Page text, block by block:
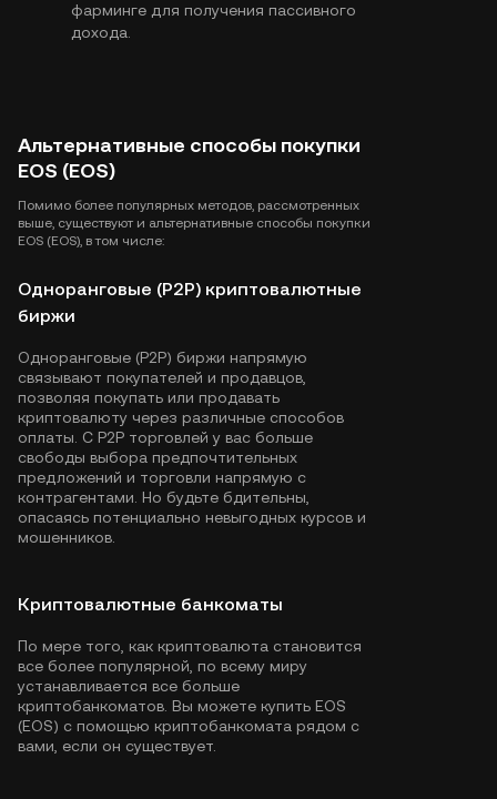
фарминге для получения пассивного
дохода.
Альтернативные способы покупки
EOS (EOS)
Помимо более популярных методов, рассмотренных
выше, существуют и альтернативные способы покупки
EOS (EOS), в том числе:
Одноранговые (P2P) криптовалютные
биржи
Одноранговые (P2P) биржи напрямую
связывают покупателей и продавцов,
позволяя покупать или продавать
криптовалюту через различные способов
оплаты. С P2P торговлей у вас больше
свободы выбора предпочтительных
предложений и торговли напрямую с
контрагентами. Но будьте бдительны,
опасаясь потенциально невыгодных курсов и
мошенников.
Криптовалютные банкоматы
По мере того, как криптовалюта становится
все более популярной, по всему миру
устанавливается все больше
криптобанкоматов. Вы можете купить EOS
(EOS) с помощью криптобанкомата рядом с
вами, если он существует.